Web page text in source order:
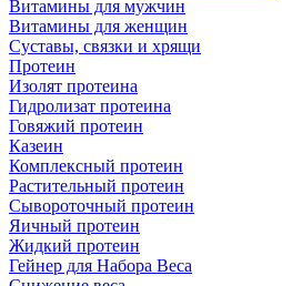
Витамины для мужчин
Витамины для женщин
Суставы, связки и хрящи
Протеин
Изолят протеина
Гидролизат протеина
Говяжий протеин
Казеин
Комплексный протеин
Растительный протеин
Сывороточный протеин
Яичный протеин
Жидкий протеин
Гейнер для Набора Веса